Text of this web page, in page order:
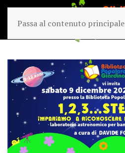
Passa al contenuto principale